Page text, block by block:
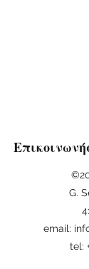
G.
email:
tel: